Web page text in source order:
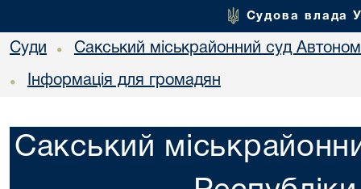
Судова влада
Суди • Сакський міськрайонний суд
• Інформація для громадян
Сакський